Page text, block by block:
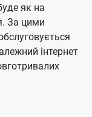
як на
За цими
інтернет